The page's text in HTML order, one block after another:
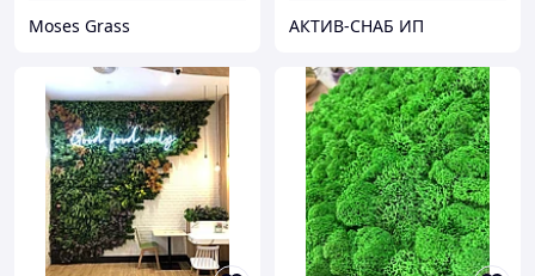
Moses Grass АКТИВ-СНАБ ИП